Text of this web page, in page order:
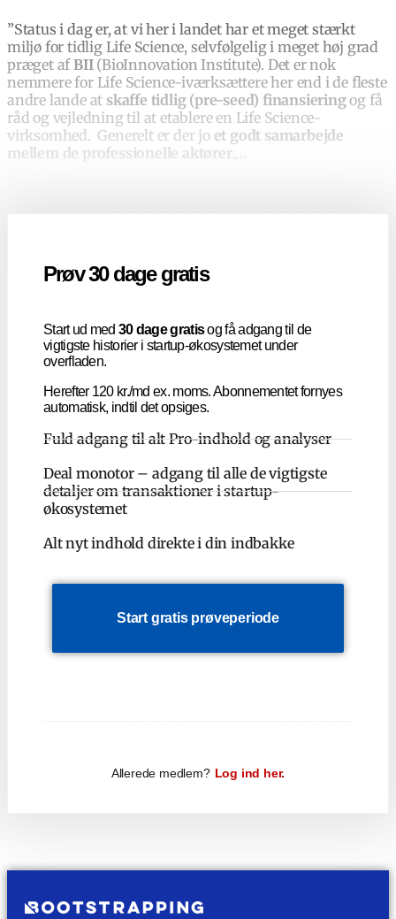
”Status i dag er, at vi her i landet har et meget stærkt
miljø for tidlig Life Science, selvfølgelig i meget høj grad
præget afBII(BioInnovation Institute). Det er nok
nemmere for Life Science-iværksættere her end i de fleste
andre lande at skaffe tidlig (pre-seed) finansieringog få
råd og vejledning til at etablere en Life Science-
virksomhed. Generelt er der jo et godt samarbejde
mellem de professionelle aktører,…
Prøv 30 dage gratis
Start ud med 30 dage gratisog få adgang til de
vigtigste historier i startup-økosystemet under
overfladen.
Herefter 120 kr./md ex. moms. Abonnementet fornyes
automatisk, indtil det opsiges.
Fuld adgang til alt Pro-indhold og analyser
Deal monotor – adgang til alle de vigtigste
detaljer om transaktioner i startup-
økosystemet
Alt nyt indhold direkte i din indbakke
Start gratis prøveperiode
Allerede medlem? Log ind her.